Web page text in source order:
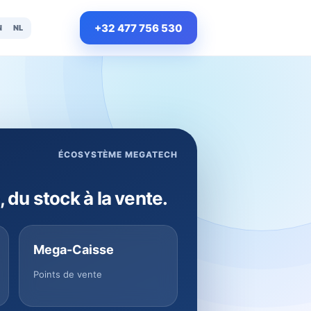
NL +32 477 756 530
ÉCOSYSTÈME MEGATECH
du stock à la vente.
Mega-Caisse
Points de vente